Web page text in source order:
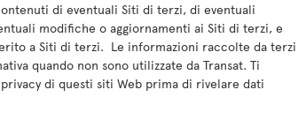
di eventuali Siti di terzi, di eventuali
modifiche o aggiornamenti ai Siti di terzi, e
a Siti di terzi. Le informazioni raccolte da terzi
quando non sono utilizzate da Transat. Ti
di questi siti Web prima di rivelare dati